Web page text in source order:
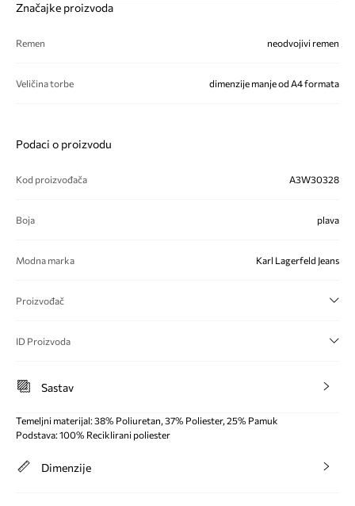
Značajke proizvoda
Remen neodvojivi remen
Veličina torbe dimenzije manje od A4 formata
Podaci o proizvodu
Kod proizvođača A3W30328
Boja plava
Modna marka Karl Lagerfeld Jeans
Proizvođač
ID Proizvoda
Sastav
Temeljni materijal: 38% Poliuretan, 37% Poliester, 25% Pamuk
Podstava: 100% Reciklirani poliester
Dimenzije